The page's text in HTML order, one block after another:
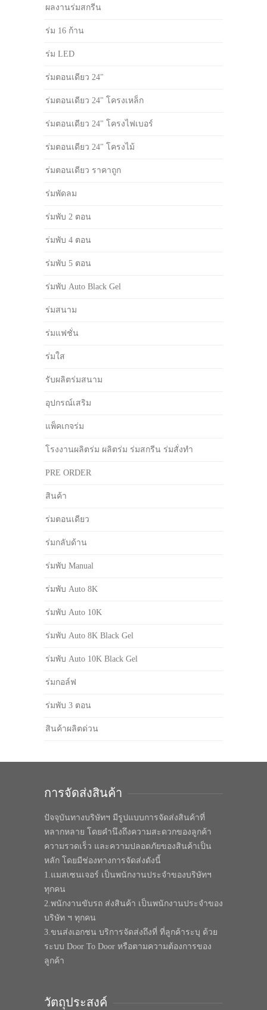
ผลงานร่มสกรีน
ร่ม 16 ก้าน
ร่ม LED
ร่มตอนเดียว 24"
ร่มตอนเดียว 24" โครงเหล็ก
ร่มตอนเดียว 24" โครงไฟเบอร์
ร่มตอนเดียว 24" โครงไม้
ร่มตอนเดียว ราคาถูก
ร่มพัดลม
ร่มพับ 2 ตอน
ร่มพับ 4 ตอน
ร่มพับ 5 ตอน
ร่มพับ Auto Black Gel
ร่มสนาม
ร่มแฟชั่น
ร่มใส
รับผลิตร่มสนาม
อุปกรณ์เสริม
แพ็คเกจร่ม
โรงงานผลิตร่ม ผลิตร่ม ร่มสกรีน ร่มสั่งทำ
PRE ORDER
สินค้า
ร่มตอนเดียว
ร่มกลับด้าน
ร่มพับ Manual
ร่มพับ Auto 8K
ร่มพับ Auto 10K
ร่มพับ Auto 8K Black Gel
ร่มพับ Auto 10K Black Gel
ร่มกอล์ฟ
ร่มพับ 3 ตอน
สินค้าผลิตด่วน
การจัดส่งสินค้า
ปัจจุบันทางบริษัทฯ มีรูปแบบการจัดส่งสินค้าที่
หลากหลาย โดยคำนึงถึงความสะดวกของลูกค้า
ความรวดเร็ว และความปลอดภัยของสินค้าเป็น
หลัก โดยมีช่องทางการจัดส่งดังนี้
1.แมสเซนเจอร์ เป็นพนักงานประจำของบริษัทฯ
ทุกคน
2.พนักงานขับรถ ส่งสินค้า เป็นพนักงานประจำของ
บริษัท ฯ ทุกคน
3.ขนส่งเอกชน บริการจัดส่งถึงที่ ที่ลูกค้าระบุ ด้วย
ระบบ Door To Door หรือตามความต้องการของ
ลูกค้า
วัตถุประสงค์